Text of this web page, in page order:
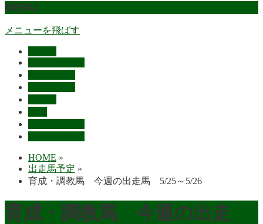
MENU
メニューを飛ばす
HOME »
出走馬予定 »
育成・調教馬 今週の出走馬 5/25～5/26
育成・調教馬 今週の出走